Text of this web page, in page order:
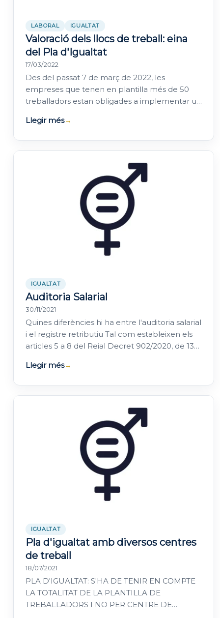
LABORAL IGUALTAT
Valoració dels llocs de treball: eina
del Pla d'Igualtat
17/03/2022
Des del passat 7 de març de 2022, les
empreses que tenen en plantilla més de 50
treballadors estan obligades a implementar un
finalitat…
Llegir més→
IGUALTAT
Auditoria Salarial
30/11/2021
Quines diferències hi ha entre l'auditoria salarial
i el registre retributiu Tal com estableixen els
articles 5 a 8 del Reial Decret 902/2020, de 13
Llegir més→
IGUALTAT
Pla d'igualtat amb diversos centres
de treball
18/07/2021
PLA D'IGUALTAT: S'HA DE TENIR EN COMPTE
LA TOTALITAT DE LA PLANTILLA DE
TREBALLADORS I NO PER CENTRE DE